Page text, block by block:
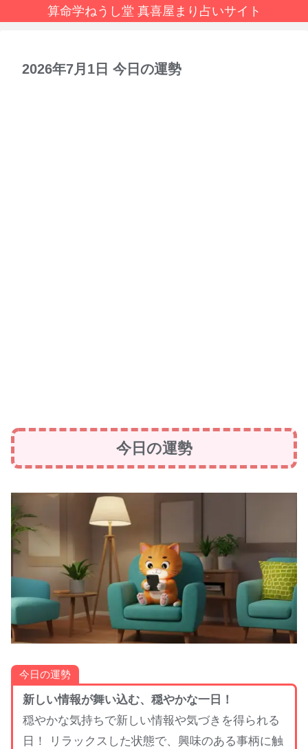
算命学ねうし堂 真喜屋まり占いサイト
2026年7月1日 今日の運勢
今日の運勢
今日の運勢
新しい情報が舞い込む、穏やかな一日！
穏やかな気持ちで新しい情報や気づきを得られる
日！ リラックスした状態で、興味のある事柄に触